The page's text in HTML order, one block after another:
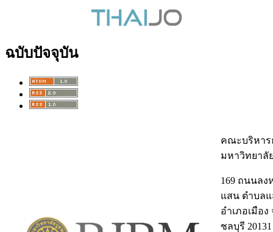
ฉบับปัจจุบัน
คณะบริหาร
มหาวิทยาลั
169 ถนนลง
แสน ตำบล
อำเภอเมือง
ชลบุรี 20131